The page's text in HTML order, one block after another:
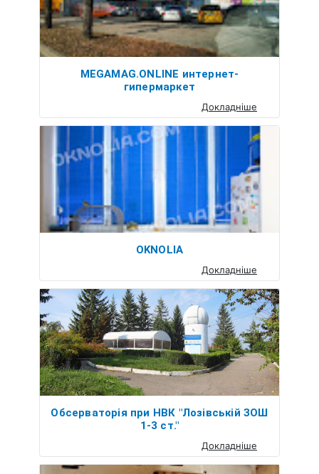
MEGAMAG.ONLINE интернет-
гипермаркет
Докладніше
OKNOLIA
Докладніше
Обсерваторія при НВК "Лозівській ЗОШ
1-3 ст."
Докладніше